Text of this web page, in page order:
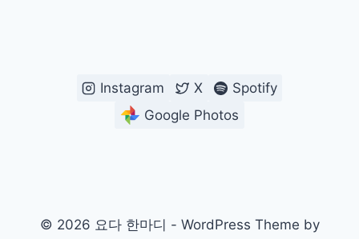
Instagram X
Spotify
Google Photos
© 2026 요다 한마디 - WordPress Theme by